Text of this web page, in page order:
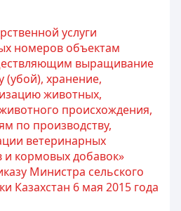
услуги
номеров объектам
выращивание
(убой), хранение,
животных,
происхождения,
по производству,
ветеринарных
и кормовых добавок»
Министра сельского
Казахстан 6 мая 2015 года